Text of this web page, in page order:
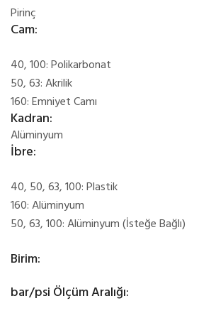
Pirinç
Cam:
40, 100: Polikarbonat
50, 63: Akrilik
160: Emniyet Camı
Kadran:
Alüminyum
İbre:
40, 50, 63, 100: Plastik
160: Alüminyum
50, 63, 100: Alüminyum (İsteğe Bağlı)
Birim:
bar/psi Ölçüm Aralığı: